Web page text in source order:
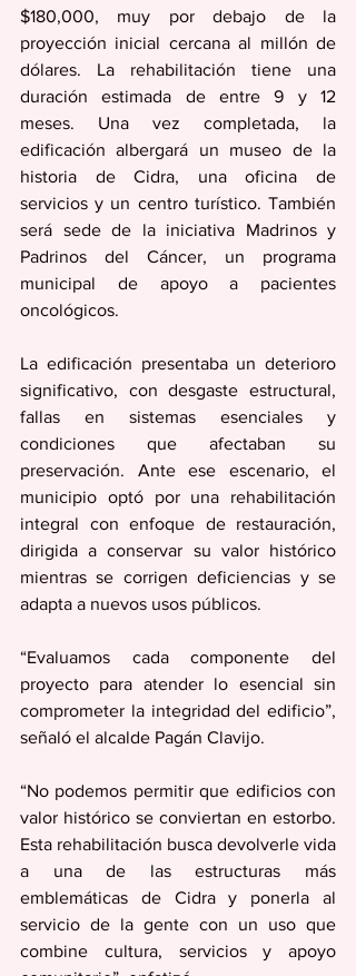
$180,000, muy por debajo de la
proyección inicial cercana al millón de
dólares. La rehabilitación tiene una
duración estimada de entre 9 y 12
meses. Una vez completada, la
edificación albergará un museo de la
historia de Cidra, una oficina de
servicios y un centro turístico. También
será sede de la iniciativa Madrinos y
Padrinos del Cáncer, un programa
municipal de apoyo a pacientes
oncológicos.
La edificación presentaba un deterioro
significativo, con desgaste estructural,
fallas en sistemas esenciales y
condiciones que afectaban su
preservación. Ante ese escenario, el
municipio optó por una rehabilitación
integral con enfoque de restauración,
dirigida a conservar su valor histórico
mientras se corrigen deficiencias y se
adapta a nuevos usos públicos.
“Evaluamos cada componente del
proyecto para atender lo esencial sin
comprometer la integridad del edificio”,
señaló el alcalde Pagán Clavijo.
“No podemos permitir que edificios con
valor histórico se conviertan en estorbo.
Esta rehabilitación busca devolverle vida
a una de las estructuras más
emblemáticas de Cidra y ponerla al
servicio de la gente con un uso que
combine cultura, servicios y apoyo